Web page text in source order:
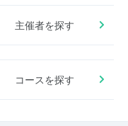
主催者を探す
コースを探す